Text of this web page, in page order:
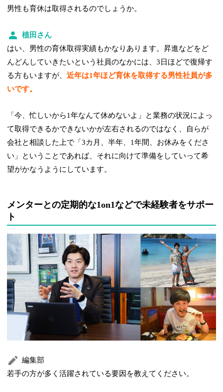
男性も育休は取得されるのでしょうか。
植田さん
はい、男性の育休取得実績もかなりあります。昇進などをど
んどんしていきたいという社員のなかには、3日ほどで復帰す
る方もいますが、近年は1年ほど育休を取得する男性社員が多
いです。
「今、忙しいから1年なんて休めないよ」と業務の状況によっ
て取得できるかできないかが左右されるのではなく、自らが
会社と相談した上で「3カ月、半年、1年間、お休みをくださ
い」ということであれば、それに向けて準備をしていって希
望がかなうようにしています。
メンターとの定期的な1on1などで未経験者をサポー
ト
編集部
若手の方が多く活躍されている要因を教えてください。